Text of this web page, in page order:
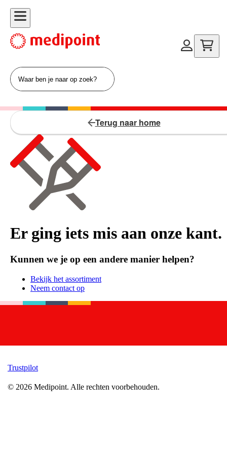
Terug naar home
Er ging iets mis aan onze kant.
Kunnen we je op een andere manier helpen?
Bekijk het assortiment
Neem contact op
Trustpilot
© 2026 Medipoint. Alle rechten voorbehouden.